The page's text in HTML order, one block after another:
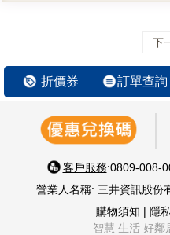
下
折價券 訂單查詢
客戶服務:0809-008-
營業人名稱: 三井資訊股份
購物須知 | 隱
智慧 生活 好鄰